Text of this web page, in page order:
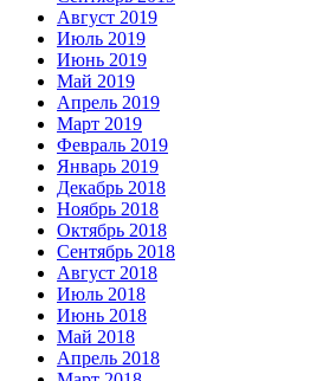
Август 2019
Июль 2019
Июнь 2019
Май 2019
Апрель 2019
Март 2019
Февраль 2019
Январь 2019
Декабрь 2018
Ноябрь 2018
Октябрь 2018
Сентябрь 2018
Август 2018
Июль 2018
Июнь 2018
Май 2018
Апрель 2018